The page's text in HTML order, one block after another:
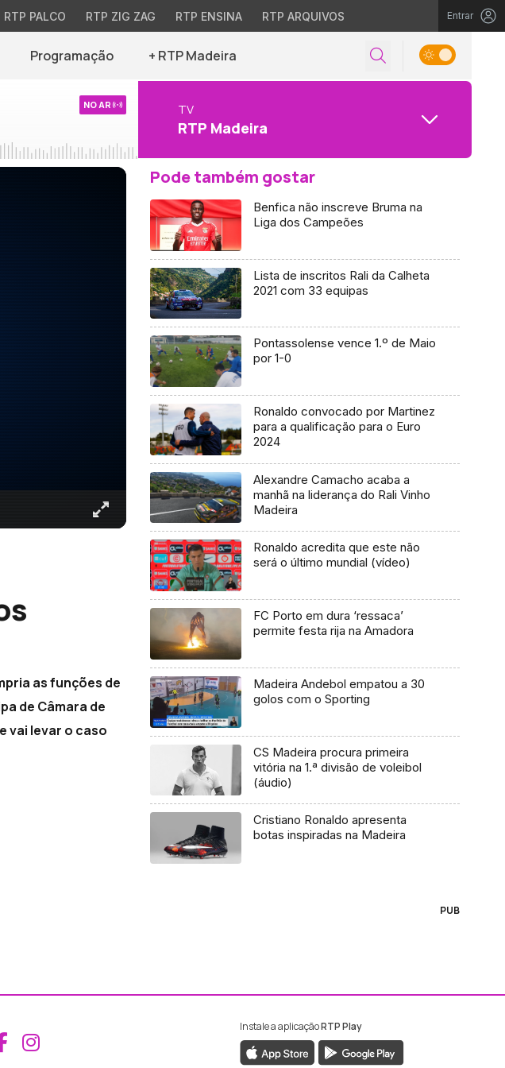
RTP PALCO RTP ZIG ZAG RTP ENSINA RTP ARQUIVOS Entrar
Programação + RTP Madeira
NO AR TV
RTP Madeira
as funções de
de Câmara de
vai levar o caso
Pode também gostar
Benfica não inscreve Bruma na
Liga dos Campeões
Lista de inscritos Rali da Calheta
2021 com 33 equipas
Pontassolense vence 1.º de Maio
por 1-0
Ronaldo convocado por Martinez
para a qualificação para o Euro
2024
Alexandre Camacho acaba a
manhã na liderança do Rali Vinho
Madeira
Ronaldo acredita que este não
será o último mundial (vídeo)
FC Porto em dura ‘ressaca’
permite festa rija na Amadora
Madeira Andebol empatou a 30
golos com o Sporting
CS Madeira procura primeira
vitória na 1.ª divisão de voleibol
(áudio)
Cristiano Ronaldo apresenta
botas inspiradas na Madeira
PUB
Aceder ao Facebook da RTP Madeira
Aceder ao Instagram da RTP Madeira
Instale a aplicaçãoRTP Play